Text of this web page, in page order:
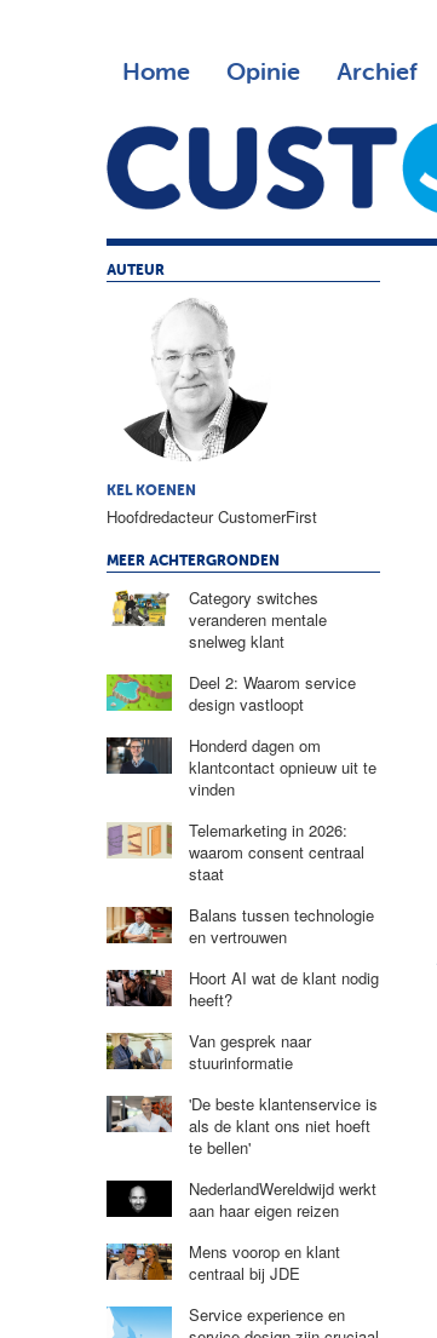
Home Opinie Archief
AUTEUR
KEL KOENEN
Hoofdredacteur CustomerFirst
MEER ACHTERGRONDEN
Category switches
veranderen mentale
snelweg klant
Deel 2: Waarom service
design vastloopt
Honderd dagen om
klantcontact opnieuw uit te
vinden
Telemarketing in 2026:
waarom consent centraal
staat
Balans tussen technologie
en vertrouwen
Hoort AI wat de klant nodig
heeft?
Van gesprek naar
stuurinformatie
'De beste klantenservice is
als de klant ons niet hoeft
te bellen'
NederlandWereldwijd werkt
aan haar eigen reizen
Mens voorop en klant
centraal bij JDE
Service experience en